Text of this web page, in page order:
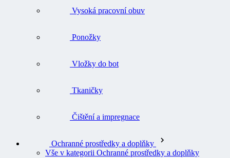
Vysoká pracovní obuv
Ponožky
Vložky do bot
Tkaničky
Čištění a impregnace
Ochranné prostředky a doplňky
Vše v kategorii Ochranné prostředky a doplňky